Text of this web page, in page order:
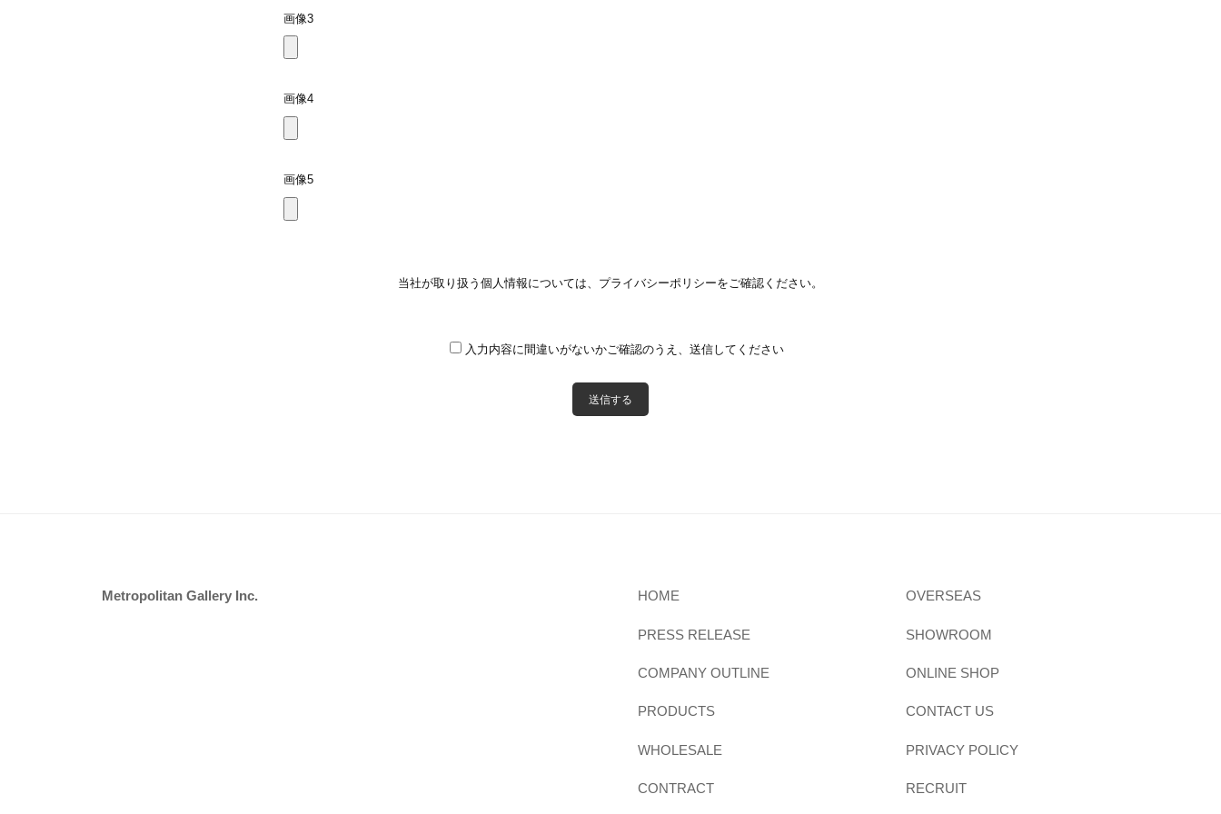
画像3
画像4
画像5
当社が取り扱う個人情報については、 プライバシーポリシーをご確認ください。
入力内容に間違いがないかご確認のうえ、送信してください
Metropolitan Gallery Inc. HOME
PRESS RELEASE
COMPANY OUTLINE
PRODUCTS
WHOLESALE
CONTRACT
OVERSEAS
SHOWROOM
ONLINE SHOP
CONTACT US
PRIVACY POLICY
RECRUIT